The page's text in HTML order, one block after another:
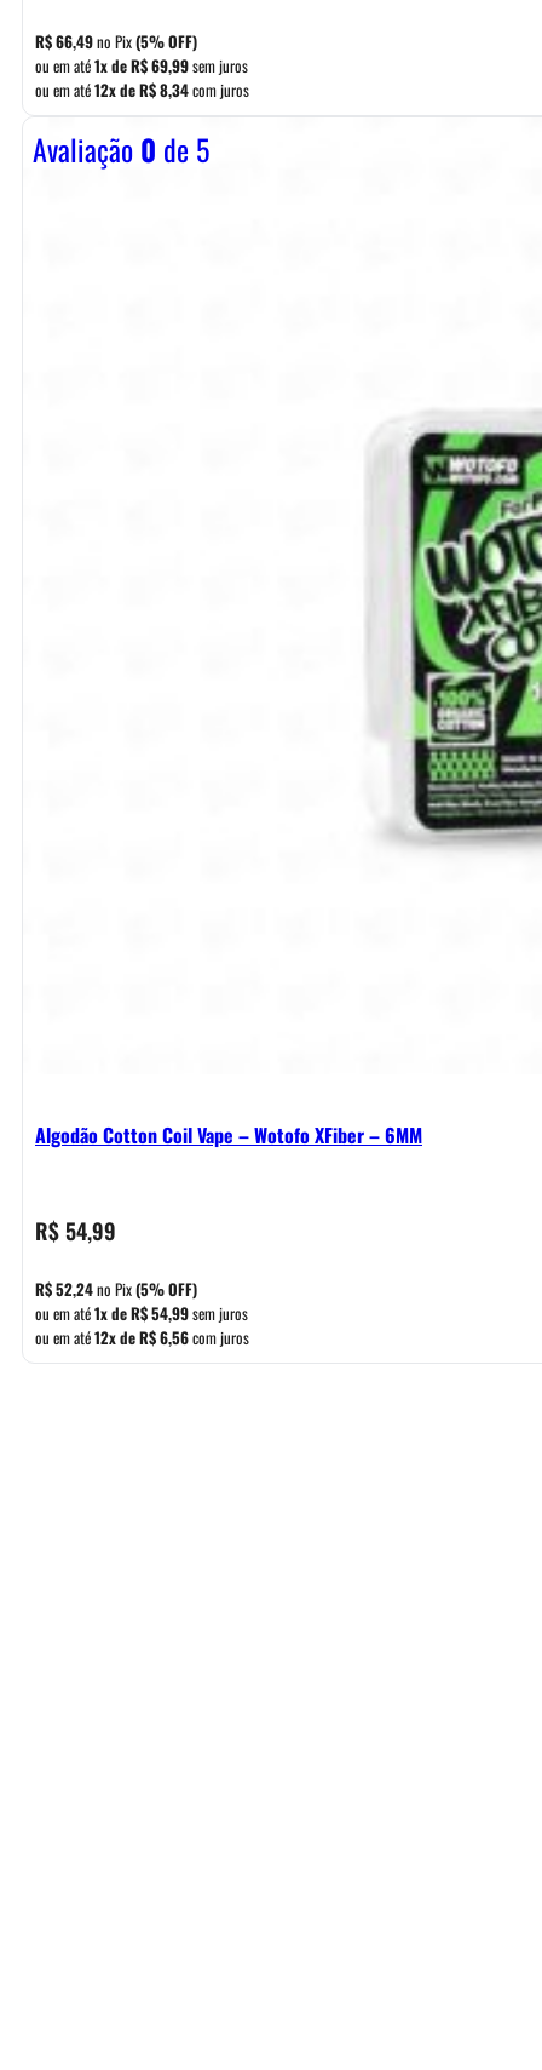
R$66,49no Pix(5% OFF)
ou em até1x deR$69,99sem juros
ou em até12x deR$8,34com juros
Avaliação0 de 5
Algodão Cotton Coil Vape – Wotofo XFiber – 6MM
R$54,99
R$52,24no Pix(5% OFF)
ou em até1x deR$54,99sem juros
ou em até12x deR$6,56com juros